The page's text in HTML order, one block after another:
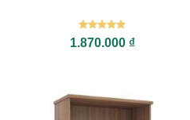
Được xếp
hạng55
1.870.000 ₫